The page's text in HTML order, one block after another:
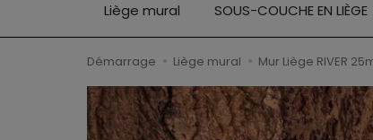
Liège mural SOUS-COUCHE EN LIÈGE
Démarrage Liège mural Mur Liège RIVER